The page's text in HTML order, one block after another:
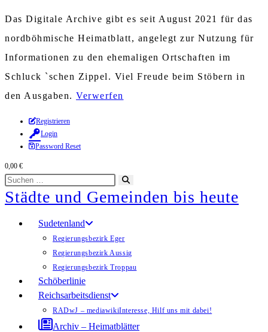
Das Digitale Archive gibt es seit August 2021 für das
nordböhmische Heimatblatt, angelegt zur Nutzung für
Informationen zu den ehemaligen Ortschaften im
Schluck `schen Zippel. Viel Freude beim Stöbern in
den Ausgaben. Verwerfen
Zum
Inhalt
springen
Registrieren
Login
Password Reset
0,00 €
Diese
Website
durchsuchen
starten
Städte und Gemeinden bis heute
Sudetenland
Regierungsbezirk Eger
Regierungsbezirk Aussig
Regierungsbezirk Troppau
Schöberlinie
Reichsarbeitsdienst
RADwJ – mediawikiInteresse, Hilf uns mit dabei!
Archiv – Heimatblätter